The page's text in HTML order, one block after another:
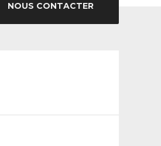
NOUS CONTACTER